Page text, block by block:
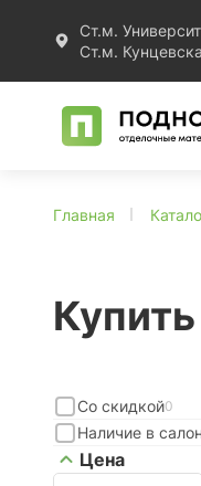
Ст.м.
Ст.м.
Главная
Со скидкой0
Наличие в
Цена